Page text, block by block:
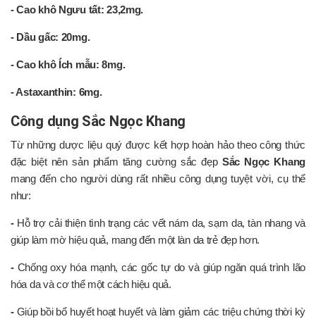
- Cao khô Ngưu tất: 23,2mg.
- Dầu gấc: 20mg.
- Cao khô Ích mẫu: 8mg.
- Astaxanthin: 6mg.
Công dụng Sắc Ngọc Khang
Từ những dược liệu quý được kết hợp hoàn hảo theo công thức
đặc biệt nên sản phẩm tăng cường sắc đẹp Sắc Ngọc Khang
mang đến cho người dùng rất nhiều công dụng tuyệt vời, cụ thể
như:
- Hỗ trợ cải thiện tình trạng các vết nám da, sạm da, tàn nhang và
giúp làm mờ hiệu quả, mang đến một làn da trẻ đẹp hơn.
- Chống oxy hóa mạnh, các gốc tự do và giúp ngăn quá trình lão
hóa da và cơ thể một cách hiệu quả.
- Giúp bồi bổ huyết hoạt huyết và làm giảm các triệu chứng thời kỳ